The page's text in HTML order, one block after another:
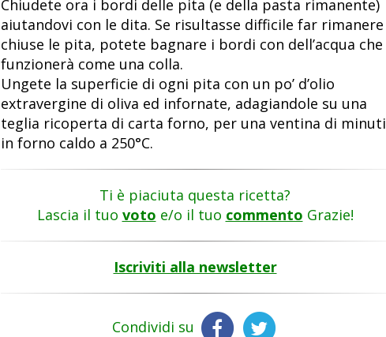
Chiudete ora i bordi delle pita (e della pasta rimanente)
aiutandovi con le dita. Se risultasse difficile far rimanere
chiuse le pita, potete bagnare i bordi con dell’acqua che
funzionerà come una colla.
Ungete la superficie di ogni pita con un po’ d’olio
extravergine di oliva ed infornate, adagiandole su una
teglia ricoperta di carta forno, per una ventina di minuti
in forno caldo a 250°C.
Ti è piaciuta questa ricetta?
Lascia il tuo voto e/o il tuo commento Grazie!
Iscriviti alla newsletter
Condividi su